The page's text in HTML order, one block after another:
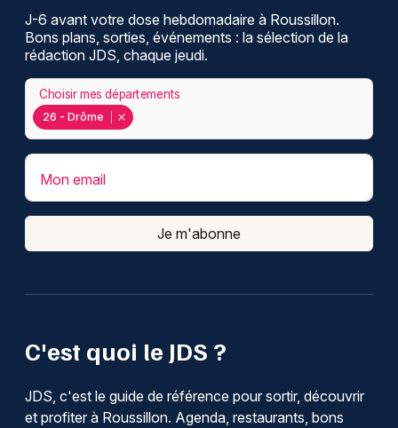
C'est quoi le JDS ?
JDS, c'est le guide de référence pour sortir, découvrir
et profiter à Roussillon. Agenda, restaurants, bons
J-6 avant votre dose hebdomadaire à Roussillon.
Bons plans, sorties, événements : la sélection de la
rédaction JDS, chaque jeudi.
26 - Drôme
Choisir mes départements
Mon email
Je m'abonne